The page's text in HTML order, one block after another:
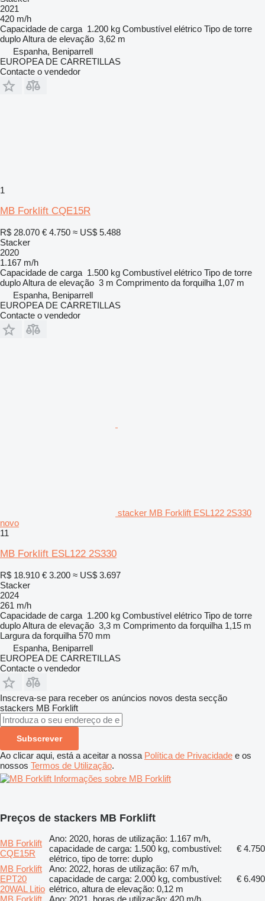
2021
420 m/h
Capacidade de carga 1.200 kg Combustível elétrico Tipo de torre
duploAltura de elevação 3,62 m
Espanha, Beniparrell
EUROPEA DE CARRETILLAS
Contacte o vendedor
1
MB Forklift CQE15R
R$ 28.070 € 4.750 ≈ US$ 5.488
Stacker
2020
1.167 m/h
Capacidade de carga 1.500 kg Combustível elétrico Tipo de torre
duploAltura de elevação 3 m Comprimento da forquilha 1,07 m
Espanha, Beniparrell
EUROPEA DE CARRETILLAS
Contacte o vendedor
stacker MB Forklift ESL122 2S330
novo
11
MB Forklift ESL122 2S330
R$ 18.910 € 3.200 ≈ US$ 3.697
Stacker
2024
261 m/h
Capacidade de carga 1.200 kg Combustível elétrico Tipo de torre
duploAltura de elevação 3,3 m Comprimento da forquilha 1,15 m
Largura da forquilha 570 mm
Espanha, Beniparrell
EUROPEA DE CARRETILLAS
Contacte o vendedor
Inscreva-se para receber os anúncios novos desta secção
stackers MB Forklift
Subscrever
Ao clicar aqui, está a aceitar a nossa Política de Privacidade e os
nossos Termos de Utilização.
Informações sobre MB Forklift
Preços de stackers MB Forklift
MB Forklift
CQE15R
Ano: 2020, horas de utilização: 1.167 m/h,
capacidade de carga: 1.500 kg, combustível:
elétrico, tipo de torre: duplo
€ 4.750
MB Forklift
EPT20
20WAL Litio
Ano: 2022, horas de utilização: 67 m/h,
capacidade de carga: 2.000 kg, combustível:
elétrico, altura de elevação: 0,12 m
€ 6.490
MB Forklift
Ano: 2021, horas de utilização: 420 m/h,